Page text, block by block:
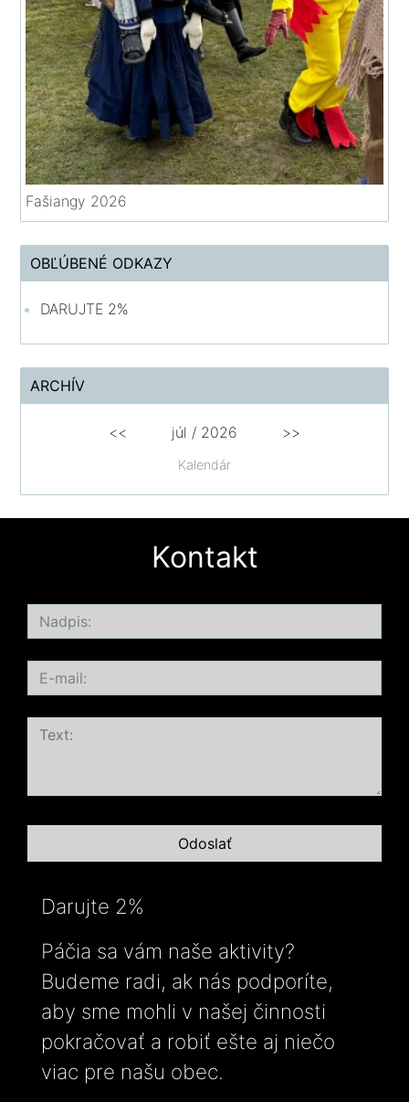
Fašiangy 2026
OBĽÚBENÉ ODKAZY
DARUJTE 2%
ARCHÍV
Kalendár
<< júl / 2026 >>
Kontakt
Darujte 2%
Páčia sa vám naše aktivity?
Budeme radi, ak nás podporíte,
aby sme mohli v našej činnosti
pokračovať a robiť ešte aj niečo
viac pre našu obec.